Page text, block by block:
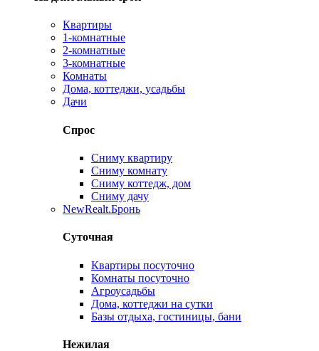
Квартиры
1-комнатные
2-комнатные
3-комнатные
Комнаты
Дома, коттеджи, усадьбы
Дачи
Спрос
Сниму квартиру
Сниму комнату
Сниму коттедж, дом
Сниму дачу
NewRealt.Бронь
Суточная
Квартиры посуточно
Комнаты посуточно
Агроусадьбы
Дома, коттеджи на сутки
Базы отдыха, гостиницы, бани
Нежилая